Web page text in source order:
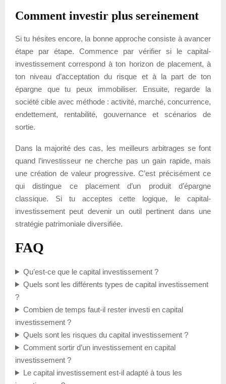
Comment investir plus sereinement
Si tu hésites encore, la bonne approche consiste à avancer
étape par étape. Commence par vérifier si le capital-
investissement correspond à ton horizon de placement, à
ton niveau d’acceptation du risque et à la part de ton
épargne que tu peux immobiliser. Ensuite, regarde la
société cible avec méthode : activité, marché, concurrence,
endettement, rentabilité, gouvernance et scénarios de
sortie.
Dans la majorité des cas, les meilleurs arbitrages se font
quand l’investisseur ne cherche pas un gain rapide, mais
une création de valeur progressive. C’est précisément ce
qui distingue ce placement d’un produit d’épargne
classique. Si tu acceptes cette logique, le capital-
investissement peut devenir un outil pertinent dans une
stratégie patrimoniale diversifiée.
FAQ
Qu’est-ce que le capital investissement ?
Quels sont les différents types de capital investissement
?
Combien de temps faut-il rester investi en capital
investissement ?
Quels sont les risques du capital investissement ?
Comment sortir d’un investissement en capital
investissement ?
Le capital investissement est-il adapté à tous les